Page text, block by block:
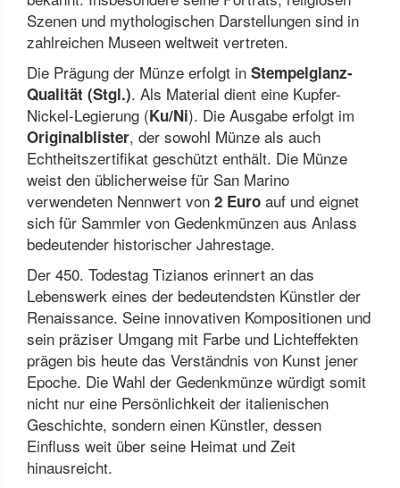
Szenen und mythologischen Darstellungen sind in
zahlreichen Museen weltweit vertreten.
Die Prägung der Münze erfolgt in Stempelglanz-
Qualität (Stgl.). Als Material dient eine Kupfer-
Nickel-Legierung (Ku/Ni). Die Ausgabe erfolgt im
Originalblister, der sowohl Münze als auch
Echtheitszertifikat geschützt enthält. Die Münze
weist den üblicherweise für San Marino
verwendeten Nennwert von 2 Euro auf und eignet
sich für Sammler von Gedenkmünzen aus Anlass
bedeutender historischer Jahrestage.
Der 450. Todestag Tizianos erinnert an das
Lebenswerk eines der bedeutendsten Künstler der
Renaissance. Seine innovativen Kompositionen und
sein präziser Umgang mit Farbe und Lichteffekten
prägen bis heute das Verständnis von Kunst jener
Epoche. Die Wahl der Gedenkmünze würdigt somit
nicht nur eine Persönlichkeit der italienischen
Geschichte, sondern einen Künstler, dessen
Einfluss weit über seine Heimat und Zeit
hinausreicht.